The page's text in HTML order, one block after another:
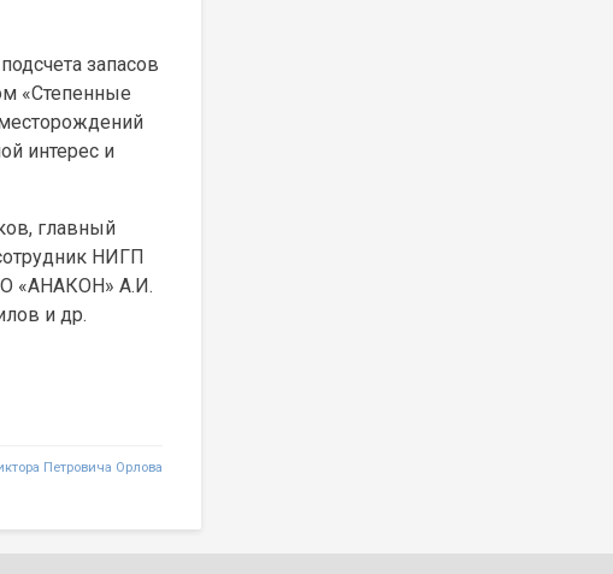
запасов
«Степенные
интерес и
главный
НИГП
«АНАКОН» А.И.
и др.
Петровича Орлова